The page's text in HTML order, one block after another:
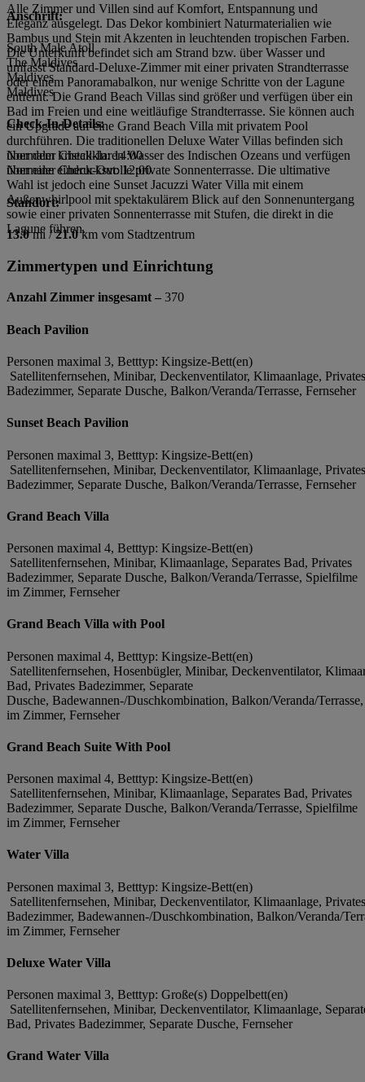
Alle Zimmer und Villen sind auf Komfort, Entspannung und
Eleganz ausgelegt. Das Dekor kombiniert Naturmaterialien wie
Bambus und Stein mit Akzenten in leuchtenden tropischen Farben.
Die Unterkunft befindet sich am Strand bzw. über Wasser und
umfasst Standard-Deluxe-Zimmer mit einer privaten Strandterrasse
oder einem Panoramabalkon, nur wenige Schritte von der Lagune
entfernt. Die Grand Beach Villas sind größer und verfügen über ein
Bad im Freien und eine weitläufige Strandterrasse. Sie können auch
ein Upgrade auf eine Grand Beach Villa mit privatem Pool
durchführen. Die traditionellen Deluxe Water Villas befinden sich
über dem kristallklaren Wasser des Indischen Ozeans und verfügen
über eine eindrucksvolle private Sonnenterrasse. Die ultimative
Wahl ist jedoch eine Sunset Jacuzzi Water Villa mit einem
Außenwhirlpool mit spektakulärem Blick auf den Sonnenuntergang
sowie einer privaten Sonnenterrasse mit Stufen, die direkt in die
Lagune führen.
Anschrift:
South Male Atoll
The Maldives
Maldives
Maldives
Check-In-Details:
Normaler Check-In: 14:00
Normaler Check-Out: 12:00
Standort:
13.0mi /21.0km vom Stadtzentrum
Zimmertypen und Einrichtung
Anzahl Zimmer insgesamt – 370
Beach Pavilion
Personen maximal 3, Betttyp: Kingsize-Bett(en)
Satellitenfernsehen, Minibar, Deckenventilator, Klimaanlage, Privates
Badezimmer, Separate Dusche, Balkon/Veranda/Terrasse, Fernseher
Sunset Beach Pavilion
Personen maximal 3, Betttyp: Kingsize-Bett(en)
Satellitenfernsehen, Minibar, Deckenventilator, Klimaanlage, Privates
Badezimmer, Separate Dusche, Balkon/Veranda/Terrasse, Fernseher
Grand Beach Villa
Personen maximal 4, Betttyp: Kingsize-Bett(en)
Satellitenfernsehen, Minibar, Klimaanlage, Separates Bad, Privates
Badezimmer, Separate Dusche, Balkon/Veranda/Terrasse, Spielfilme
im Zimmer, Fernseher
Grand Beach Villa with Pool
Personen maximal 4, Betttyp: Kingsize-Bett(en)
Satellitenfernsehen, Hosenbügler, Minibar, Deckenventilator,
Bad, Privates Badezimmer, Separate
Dusche, Badewannen-/Duschkombination, Balkon/Veranda/
im Zimmer, Fernseher
Grand Beach Suite With Pool
Personen maximal 4, Betttyp: Kingsize-Bett(en)
Satellitenfernsehen, Minibar, Klimaanlage, Separates Bad, Privates
Badezimmer, Separate Dusche, Balkon/Veranda/Terrasse, Spielfilme
im Zimmer, Fernseher
Water Villa
Personen maximal 3, Betttyp: Kingsize-Bett(en)
Satellitenfernsehen, Minibar, Deckenventilator, Klimaanlage, Privates
Badezimmer, Badewannen-/Duschkombination, Balkon/Veranda/
im Zimmer, Fernseher
Deluxe Water Villa
Personen maximal 3, Betttyp: Große(s) Doppelbett(en)
Satellitenfernsehen, Minibar, Deckenventilator, Klimaanlage,
Bad, Privates Badezimmer, Separate Dusche, Fernseher
Grand Water Villa